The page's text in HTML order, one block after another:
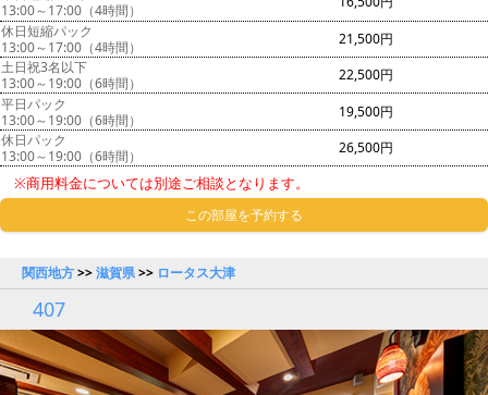
13:00～17:00（4時間）
休日短縮パック
13:00～17:00（4時間）
21,500円
土日祝3名以下
13:00～19:00（6時間）
22,500円
平日パック
13:00～19:00（6時間）
19,500円
休日パック
13:00～19:00（6時間）
26,500円
※商用料金については別途ご相談となります。
この部屋を予約する
関西地方>>滋賀県>> ロータス大津
407